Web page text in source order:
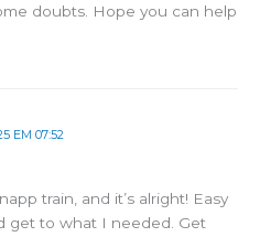
doubts. Hope you can help
EM 07:52
train, and it’s alright! Easy
get to what I needed. Get